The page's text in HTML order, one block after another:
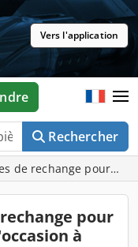
Vers l'application
Rechercher
de rechange pour
pour
à